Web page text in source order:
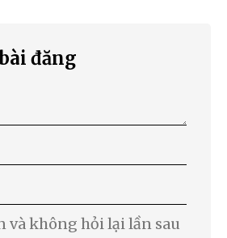
đăng
và không hỏi lại lần sau